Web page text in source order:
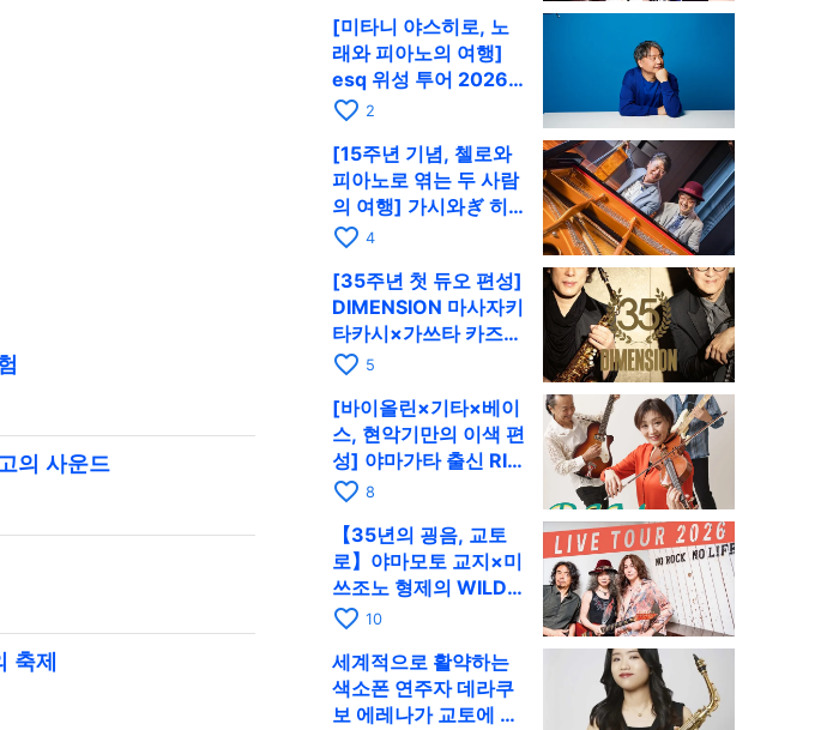
의 사운드
축제
서 공동 출연
[미타니 야스히로, 노
래와 피아노의 여행]
esq 위성 투어 2026
교토 공연을 10월에 개
favorite_border 2
[15주년 기념, 첼로와
피아노로 엮는 두 사람
의 여행] 가시와ぎ 히
로키 & 미쓰다 겐이치
RAG로
favorite_border 4
[35주년 첫 듀오 편성]
DIMENSION 마사자키
타카시×가쓰타 카즈키
가 10월 11일 교토
favorite_border 5
[바이올린×기타×베이
스, 현악기만의 이색 편
성] 야마가타 출신 RIM
이 첫 전국 투어로 8월
favorite_border 8
【35년의 굉음, 교토
로】야마모토 교지×미
쓰조노 형제의 WILD
FLAG가 8월 6일 RAG
favorite_border 10
세계적으로 활약하는
색소폰 연주자 데라쿠
보 에레나가 교토에 온